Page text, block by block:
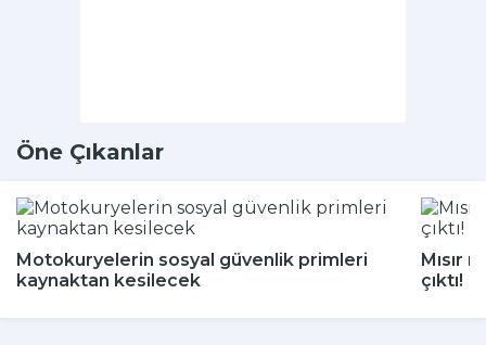
Öne Çıkanlar
Motokuryelerin sosyal güvenlik primleri
kaynaktan kesilecek
Mısır
çıktı!